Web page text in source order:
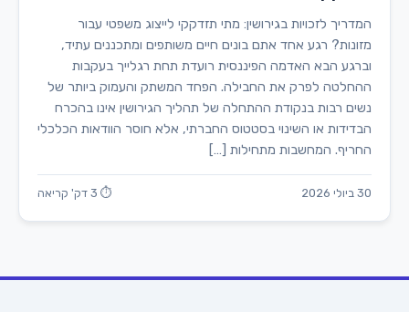
המדריך לזכויות בגירושין: מתי תזדקקי לייצוג משפטי עבור
מזונות? רגע אחד אתם בונים חיים משותפים ומתכננים עתיד,
וברגע הבא האדמה הפיננסית רועדת תחת רגלייך בעקבות
ההחלטה לפרק את החבילה. הפחד המשתק והעמוק ביותר של
נשים רבות בנקודת ההתחלה של תהליך הגירושין אינו בהכרח
הבדידות או השינוי בסטטוס החברתי, אלא חוסר הוודאות הכלכלי
החריף. המחשבות מתחילות […]
30 ביולי 2026 ⏱ 3 דק' קריאה